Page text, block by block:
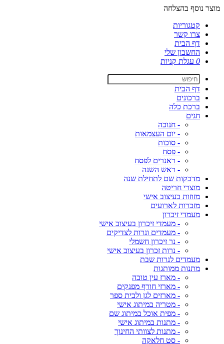
מוצר נוסף בהצלחה
קטגוריות
צרו קשר
דף הבית
החשבון שלי
0 עגלת קניות
דף הבית
ברכונים
ברכת כלה
חגים
- חנוכה
- יום העצמאות
- סוכות
- פסח
- ראנרים לפסח
- ראש השנה
מדבקות שם לתחילת שנה
מוצרי חריטה
מזוזות בעיצוב אישי
מזכרות לארועים
מעמדי זיכרון
- מעמדי זיכרון בעיצוב אישי
- מעמדים ונרות לצדיקים
- נר זיכרון חשמלי
- נרות זכרון בעיצוב אישי
מעמדים לנרות שבת
מתנות ממותגות
- מארז עין טובה
- מארזי חורף מפנקים
- מארזים לגן ולבית ספר
- מטריה במיתוג אישי
- מפית אוכל במיתוג שם
- מתנות במיתוג אישי
- מתנות לצוותי החינוך
- סט חלאקה